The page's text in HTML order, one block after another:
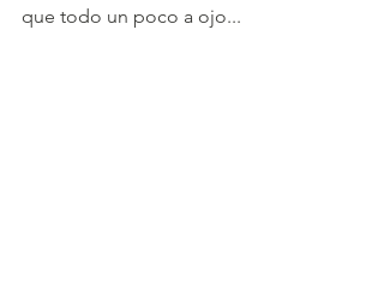
que todo un poco a ojo...